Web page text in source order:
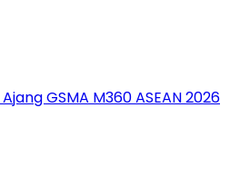
GSMA M360 ASEAN 2026